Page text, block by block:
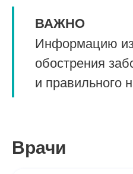
ВАЖНО
Информацию из
обострения
и правильного
Врачи